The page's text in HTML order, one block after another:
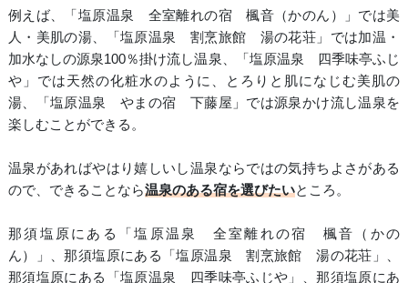
例えば、「塩原温泉 全室離れの宿 楓音（かのん）」では美
人・美肌の湯、「塩原温泉 割烹旅館 湯の花荘」では加温・
加水なしの源泉100％掛け流し温泉、「塩原温泉 四季味亭ふじ
や」では天然の化粧水のように、とろりと肌になじむ美肌の
湯、「塩原温泉 やまの宿 下藤屋」では源泉かけ流し温泉を
楽しむことができる。
温泉があればやはり嬉しいし温泉ならではの気持ちよさがある
ので、できることなら温泉のある宿を選びたいところ。
那須塩原にある「塩原温泉 全室離れの宿 楓音（かの
ん）」、那須塩原にある「塩原温泉 割烹旅館 湯の花荘」、
那須塩原にある「塩原温泉 四季味亭ふじや」、那須塩原にあ